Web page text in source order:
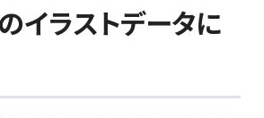
イラストデータに